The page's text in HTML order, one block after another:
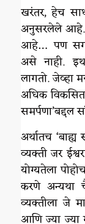
खरंतर, हेच
अनुसरलेले आहे.
आहे… पण
असे नाही.
लागतो. जेव्हा
अधिक
समर्पणा‌’बद्दल
अर्थातच
व्यक्ती जर
योग्यतेला
करणे अन्यथा
व्यक्तीला जे
आणि ज्या ज्या